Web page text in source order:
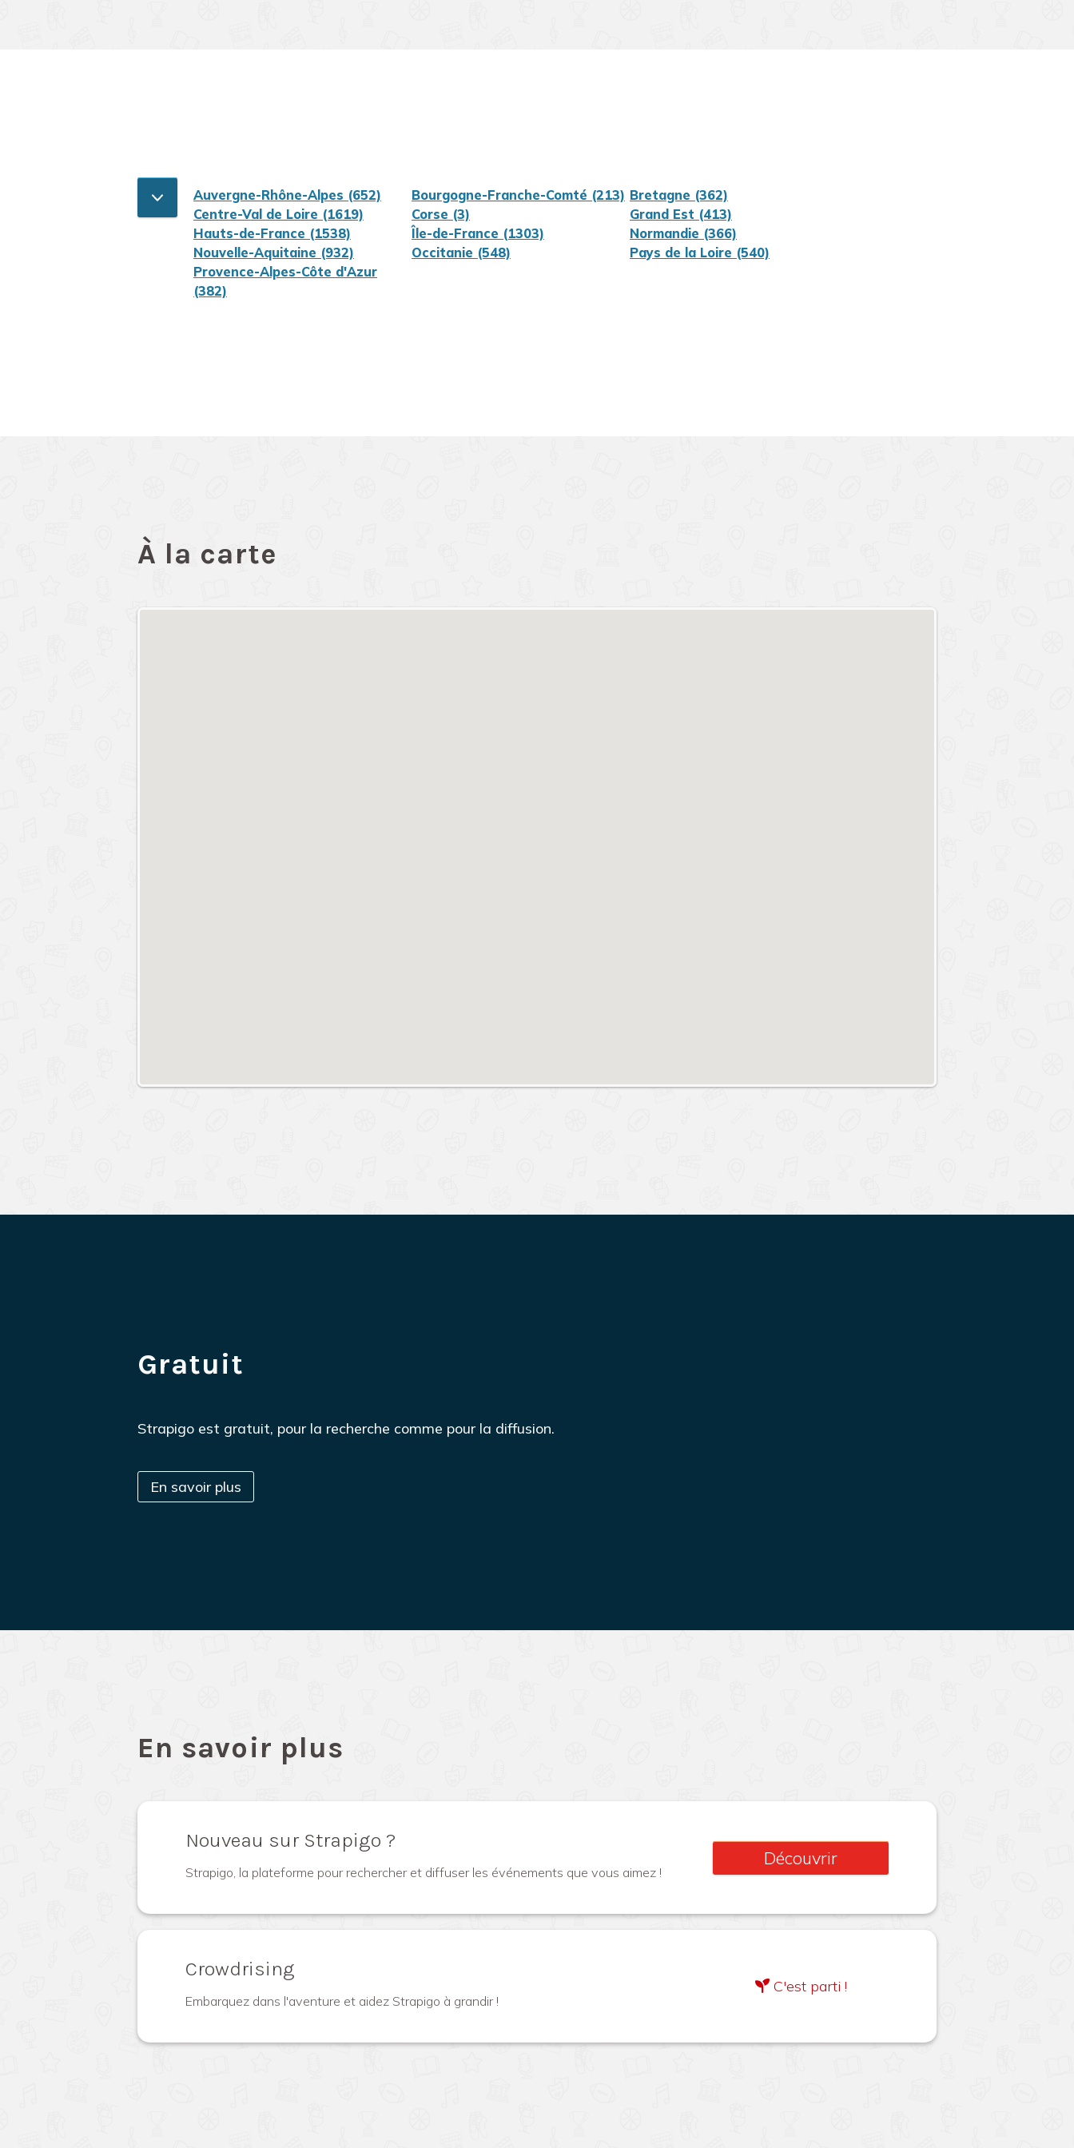
Auvergne-Rhône-Alpes (652) Bourgogne-Franche-Comté (213) Bretagne (362)
Centre-Val de Loire (1619)
Corse (3)
Grand Est (413)
Hauts-de-France (1538)
Île-de-France (1303)
Normandie (366)
Nouvelle-Aquitaine (932)
Occitanie (548)
Pays de la Loire (540)
Provence-Alpes-Côte d'Azur
(382)
À la carte
Gratuit
Strapigo est gratuit, pour la recherche comme pour la diffusion.
En savoir plus
En savoir plus
Nouveau sur Strapigo ?
Strapigo, la plateforme pour rechercher et diffuser les événements que vous aimez !
Découvrir
Crowdrising
Embarquez dans l'aventure et aidez Strapigo à grandir !
C'est parti !